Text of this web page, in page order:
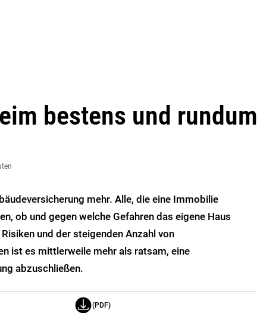
bestens und rundum
mehr. Alle, die eine Immobilie
ob und gegen welche Gefahren das eigene Haus
und der steigenden Anzahl von
ist es mittlerweile mehr als ratsam, eine
abzuschließen.
(PDF)